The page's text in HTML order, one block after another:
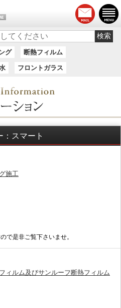
グ 断熱フィルム
フロントガラス
：スマート
施工
で是非ご覧下さいませ。
ルム及びサンルーフ断熱フィルム